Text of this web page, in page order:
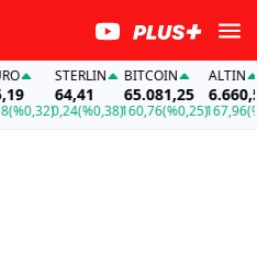
STERLIN
64,41
0,24(%0,38)
BITCOIN
65.081,25
160,76(%0,25)
ALTIN
6.660,55
167,96